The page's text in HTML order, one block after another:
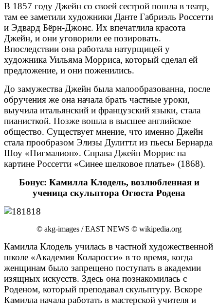
В 1857 году Джейн со своей сестрой пошла в театр,
там ее заметили художники Данте Габриэль Россетти
и Эдвард Бёрн-Джонс. Их впечатлила красота
Джейн, и они уговорили ее позировать.
Впоследствии она работала натурщицей у
художника Уильяма Морриса, который сделал ей
предложение, и они поженились.
До замужества Джейн была малообразованна, после
обручения же она начала брать частные уроки,
выучила итальянский и французский языки, стала
пианисткой. Позже вошла в высшее английское
общество. Существует мнение, что именно Джейн
стала прообразом Элизы Дулиттл из пьесы Бернарда
Шоу «Пигмалион». Справа Джейн Моррис на
картине Россетти «Синее шелковое платье» (1868).
Бонус: Камилла Клодель, возлюбленная и
ученица скульптора Огюста Родена
© akg-images / EAST NEWS © wikipedia.org
Камилла Клодель училась в частной художественной
школе «Академия Коларосси» в то время, когда
женщинам было запрещено поступать в академии
изящных искусств. Здесь она познакомилась с
Роденом, который преподавал скульптуру. Вскоре
Камилла начала работать в мастерской учителя и